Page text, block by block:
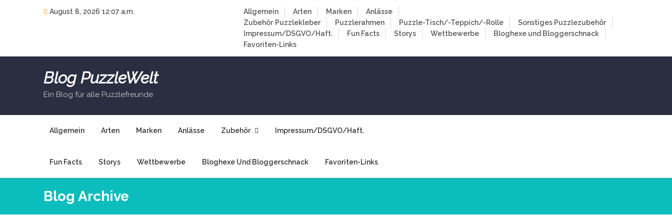
August 8, 2026 12:07 a.m. Allgemein Arten Marken
Anlässe
Zubehör Puzzlekleber Puzzlerahmen Puzzle-Tisch/-Teppich/-Rolle
Sonstiges Puzzlezubehör
Impressum/DSGVO/Haft.
Fun Facts Storys Wettbewerbe
Bloghexe und Bloggerschnack
Favoriten-Links
Blog PuzzleWelt
Ein Blog für alle Puzzlefreunde
Allgemein Arten Marken Anlässe Zubehör Impressum/DSGVO/Haft.
Fun Facts Storys Wettbewerbe Bloghexe Und Bloggerschnack Favoriten-Links
Blog Archive